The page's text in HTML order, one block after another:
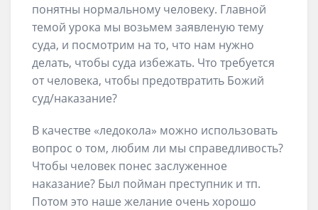
понятны нормальному человеку. Главной
темой урока мы возьмем заявленую тему
суда, и посмотрим на то, что нам нужно
делать, чтобы суда избежать. Что требуется
от человека, чтобы предотвратить Божий
суд/наказание?
В качестве «ледокола» можно использовать
вопрос о том, любим ли мы справедливость?
Чтобы человек понес заслуженное
наказание? Был пойман преступник и тп.
Потом это наше желание очень хорошо